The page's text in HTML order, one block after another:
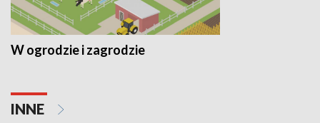
W ogrodzie i zagrodzie
INNE